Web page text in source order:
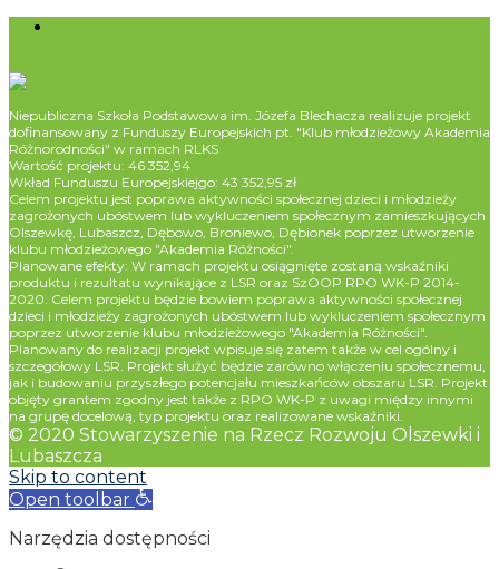
Niepubliczna Szkoła Podstawowa im. Józefa Blechacza realizuje projekt
dofinansowany z Funduszy Europejskich pt. "Klub młodzieżowy Akademia
Różnorodności" w ramach RLKS
Wartość projektu: 46 352,94
Wkład Funduszu Europejskiejgo: 43 352,95 zł
Celem projektu jest poprawa aktywności społecznej dzieci i młodzieży
zagrożonych ubóstwem lub wykluczeniem społecznym zamieszkujących
Olszewkę, Lubaszcz, Dębowo, Broniewo, Dębionek poprzez utworzenie
klubu młodzieżowego "Akademia Różności".
Planowane efekty: W ramach projektu osiągnięte zostaną wskaźniki
produktu i rezultatu wynikające z LSR oraz SzOOP RPO WK-P 2014-
2020. Celem projektu będzie bowiem poprawa aktywności społecznej
dzieci i młodzieży zagrożonych ubóstwem lub wykluczeniem społecznym
poprzez utworzenie klubu młodzieżowego "Akademia Różności".
Planowany do realizacji projekt wpisuje się zatem także w cel ogólny i
szczegółowy LSR. Projekt służyć będzie zarówno włączeniu społecznemu,
jak i budowaniu przyszłego potencjału mieszkańców obszaru LSR. Projekt
objęty grantem zgodny jest także z RPO WK-P z uwagi między innymi
na grupę docelową, typ projektu oraz realizowane wskaźniki.
© 2020 Stowarzyszenie na Rzecz Rozwoju Olszewki i
Lubaszcza
Skip to content
Open toolbar
Narzędzia dostępności